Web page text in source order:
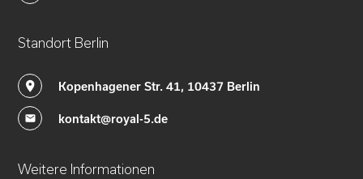
Standort Berlin
Kopenhagener Str. 41, 10437 Berlin
kontakt@royal-5.de
Weitere Informationen